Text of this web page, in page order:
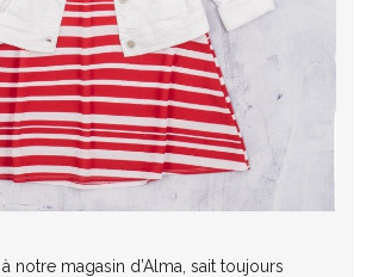
notre magasin d’Alma, sait toujours